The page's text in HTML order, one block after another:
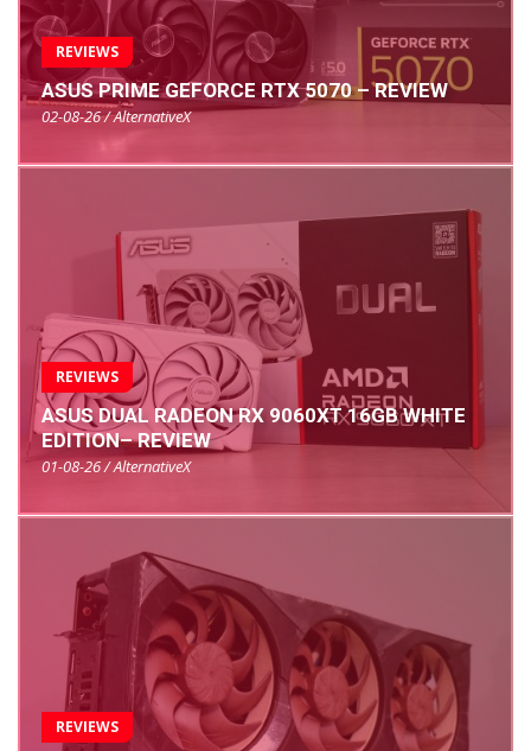
REVIEWS
ASUS PRIME GEFORCE RTX 5070 – REVIEW
02-08-26 / AlternativeX
REVIEWS
ASUS DUAL RADEON RX 9060XT 16GB WHITE
EDITION– REVIEW
01-08-26 / AlternativeX
REVIEWS